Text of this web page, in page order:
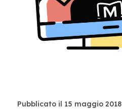
Pubblicato il 15 maggio 2018